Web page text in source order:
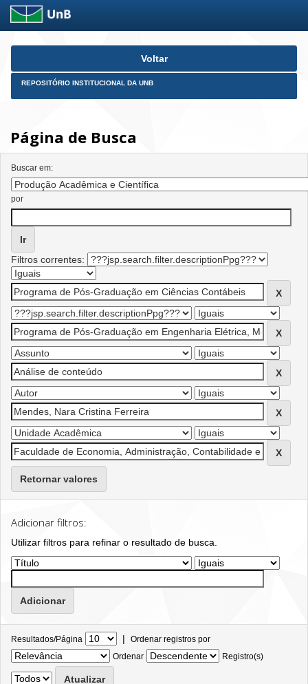
Skip
Voltar
REPOSITÓRIO INSTITUCIONAL DA UNB
Página de Busca
Buscar em:
por
Filtros correntes:
Retornar valores
Adicionar filtros:
Utilizar filtros para refinar o resultado de busca.
Resultados/Página | Ordenar registros por
Ordenar
Registro(s)